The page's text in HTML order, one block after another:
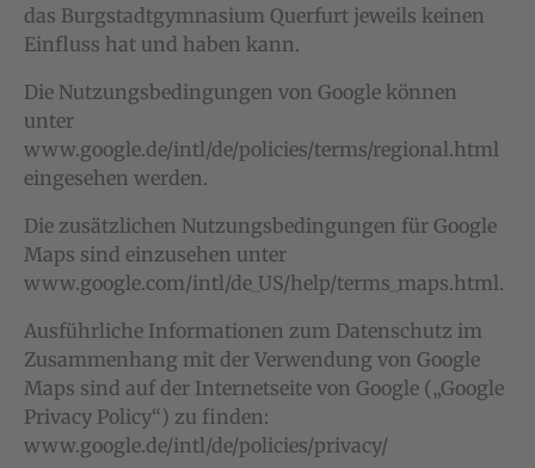
das Burgstadtgymnasium Querfurt jeweils keinen
Einfluss hat und haben kann.
Die Nutzungsbedingungen von Google können
unter
www.google.de/intl/de/policies/terms/regional.html
eingesehen werden.
Die zusätzlichen Nutzungsbedingungen für Google
Maps sind einzusehen unter
www.google.com/intl/de_US/help/terms_maps.html.
Ausführliche Informationen zum Datenschutz im
Zusammenhang mit der Verwendung von Google
Maps sind auf der Internetseite von Google („Google
Privacy Policy“) zu finden:
www.google.de/intl/de/policies/privacy/